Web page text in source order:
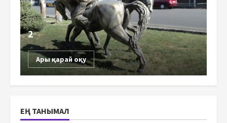
2
Ары қарай оқу
ЕҢ ТАНЫМАЛ